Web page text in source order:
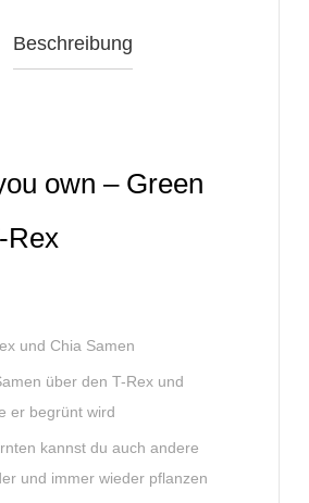
Beschreibung
own – Green
Rex
und Chia Samen
über den T-Rex und
er begrünt wird
kannst du auch andere
und immer wieder pflanzen